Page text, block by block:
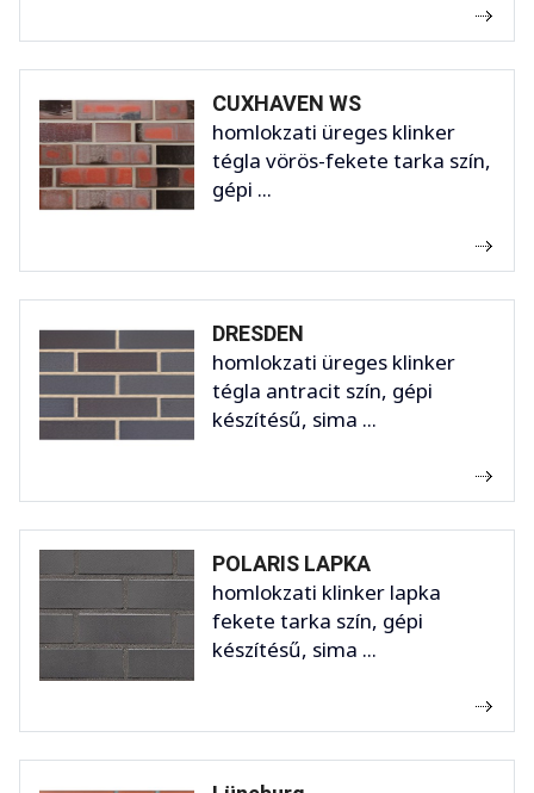
CUXHAVEN WS
homlokzati üreges klinker
tégla vörös-fekete tarka szín,
gépi ...
DRESDEN
homlokzati üreges klinker
tégla antracit szín, gépi
készítésű, sima ...
POLARIS LAPKA
homlokzati klinker lapka
fekete tarka szín, gépi
készítésű, sima ...